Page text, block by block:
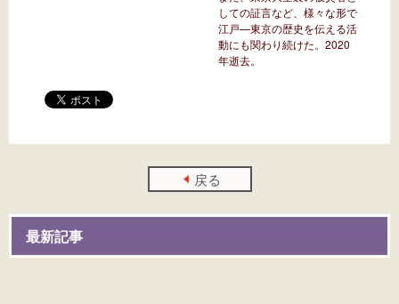
しての証言など、様々な形で
江戸—東京の歴史を伝える活
動にも関わり続けた。2020
年逝去。
戻る
最新記事